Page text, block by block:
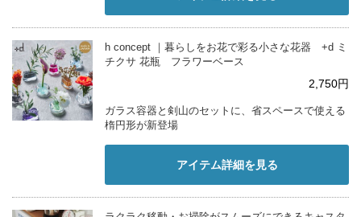
h concept ｜暮らしをお花で彩る小さな花器 +d ミ
チクサ 花瓶 フラワーベース
2,750円
ガラス容器と剣山のセットに、省スペースで使える
楕円形が新登場
アイテム詳細を見る